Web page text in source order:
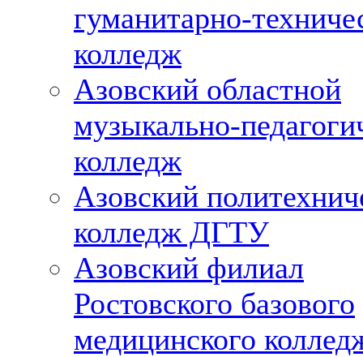
гуманитарно-
колледж
Азовский областной
музыкально-
колледж
Азовский
колледж ДГТУ
Азовский филиал
Ростовского базового
медицинского